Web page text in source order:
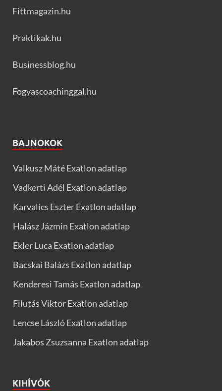
Fittmagazin.hu
Praktikak.hu
Businessblog.hu
Fogyascoachinggal.hu
BAJNOKOK
Valkusz Máté Exatlon adatlap
Vadkerti Adél Exatlon adatlap
Karvalics Eszter Exatlon adatlap
Halász Jázmin Exatlon adatlap
Ekler Luca Exatlon adatlap
Bacskai Balázs Exatlon adatlap
Kenderesi Tamás Exatlon adatlap
Filutás Viktor Exatlon adatlap
Lencse László Exatlon adatlap
Jakabos Zsuzsanna Exatlon adatlap
KIHÍVÓK